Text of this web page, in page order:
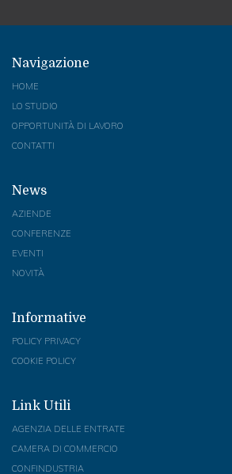
Navigazione
HOME
LO STUDIO
OPPORTUNITÀ DI LAVORO
CONTATTI
News
AZIENDE
CONFERENZE
EVENTI
NOVITÀ
Informative
POLICY PRIVACY
COOKIE POLICY
Link Utili
AGENZIA DELLE ENTRATE
CAMERA DI COMMERCIO
CONFINDUSTRIA